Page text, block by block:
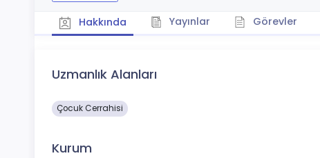
Hakkında Yayınlar Görevler
Uzmanlık Alanları
Çocuk Cerrahisi
Kurum